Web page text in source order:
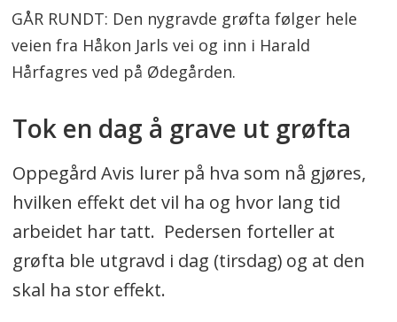
GÅR RUNDT: Den nygravde grøfta følger hele
veien fra Håkon Jarls vei og inn i Harald
Hårfagres ved på Ødegården.
Tok en dag å grave ut grøfta
Oppegård Avis lurer på hva som nå gjøres,
hvilken effekt det vil ha og hvor lang tid
arbeidet har tatt. Pedersen forteller at
grøfta ble utgravd i dag (tirsdag) og at den
skal ha stor effekt.